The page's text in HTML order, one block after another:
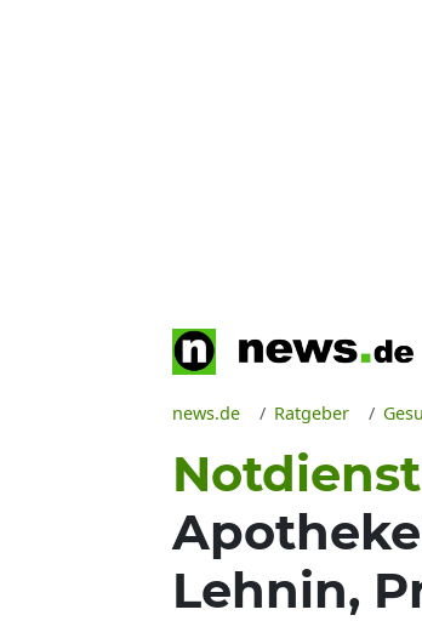
news.de Ratgeber
Lehnin,